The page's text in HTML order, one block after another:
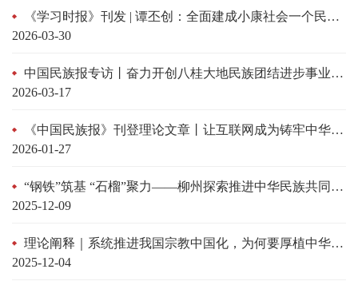
《学习时报》刊发 | 谭丕创：全面建成小康社会一个民族都不能少
2026-03-30
中国民族报专访丨奋力开创八桂大地民族团结进步事业新局面——访广西壮族自治区民宗委党组书记、主任李振林
2026-03-17
《中国民族报》刊登理论文章丨让互联网成为铸牢中华民族共同体意识的最大增量
2026-01-27
“钢铁”筑基 “石榴”聚力——柳州探索推进中华民族共同体建设的实践范式
2025-12-09
理论阐释｜系统推进我国宗教中国化，为何要厚植中华文化根基？
2025-12-04